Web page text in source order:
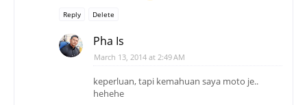
Reply Delete
Pha Is
March 13, 2014 at 2:49 AM
keperluan, tapi kemahuan saya moto je..
hehehe